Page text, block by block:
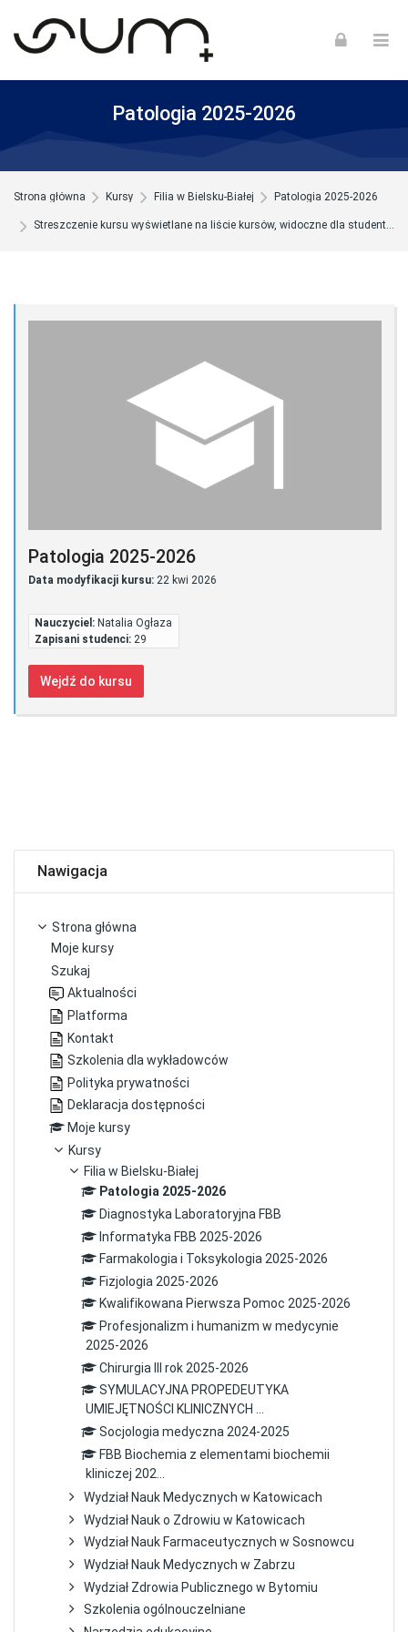
Patologia 2025-2026
Strona główna Kursy Filia w Bielsku-Białej Patologia 2025-2026
Streszczenie kursu wyświetlane na liście kursów, widoczne dla studentów
Patologia 2025-2026
Data modyfikacji kursu: 22 kwi 2026
Nauczyciel: Natalia Ogłaza
Zapisani studenci: 29
Wejdź do kursu
Nawigacja
Strona główna
Moje kursy
Szukaj
Aktualności
Platforma
Kontakt
Szkolenia dla wykładowców
Polityka prywatności
Deklaracja dostępności
Moje kursy
Kursy
Filia w Bielsku-Białej
Patologia 2025-2026
Diagnostyka Laboratoryjna FBB
Informatyka FBB 2025-2026
Farmakologia i Toksykologia 2025-2026
Fizjologia 2025-2026
Kwalifikowana Pierwsza Pomoc 2025-2026
Profesjonalizm i humanizm w medycynie
2025-2026
Chirurgia III rok 2025-2026
SYMULACYJNA PROPEDEUTYKA
UMIEJĘTNOŚCI KLINICZNYCH ...
Socjologia medyczna 2024-2025
FBB Biochemia z elementami biochemii
kliniczej 202...
Wydział Nauk Medycznych w Katowicach
Wydział Nauk o Zdrowiu w Katowicach
Wydział Nauk Farmaceutycznych w Sosnowcu
Wydział Nauk Medycznych w Zabrzu
Wydział Zdrowia Publicznego w Bytomiu
Szkolenia ogólnouczelniane